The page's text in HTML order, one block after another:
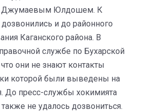
Джумаевым Юлдошем. К
и до районного
Каганского района. В
службе по Бухарской
они не знают контакты
которой были выведены на
До пресс-службы хокимията
не удалось дозвониться.